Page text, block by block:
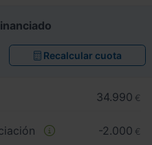
Recalcular cuota
34.990 €
-2.000 €